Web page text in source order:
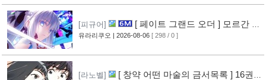
[피규어]
[ 페이트 그랜드 오더 ] 모르간 르
페이 신작 피규어 공개
[4]
유라리쿠오 | 2026-08-06 [ 298 / 0 ]
[라노벨]
[ 창약 어떤 마술의 금서목록 ] 16권